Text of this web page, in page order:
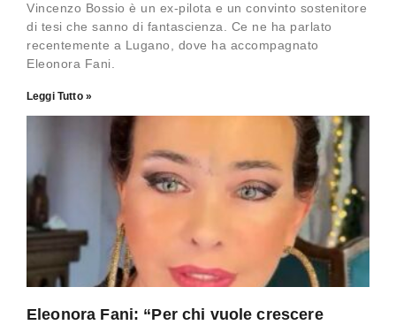
Vincenzo Bossio è un ex-pilota e un convinto sostenitore
di tesi che sanno di fantascienza. Ce ne ha parlato
recentemente a Lugano, dove ha accompagnato
Eleonora Fani.
Leggi Tutto »
Eleonora Fani: “Per chi vuole crescere